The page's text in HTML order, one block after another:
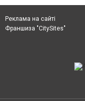
Реклама на сайті
Франшиза "CitySites"